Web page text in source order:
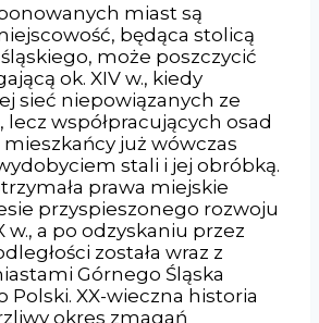
miast są
będąca stolicą
może poszczycić
ok. XIV w., kiedy
sieć niepowiązanych ze
lecz współpracujących osad
już wówczas
stali i jej obróbką.
prawa miejskie
przyspieszonego rozwoju
w., a po odzyskaniu przez
została wraz z
Górnego Śląska
Polski. XX-wieczna historia
okres zmagań